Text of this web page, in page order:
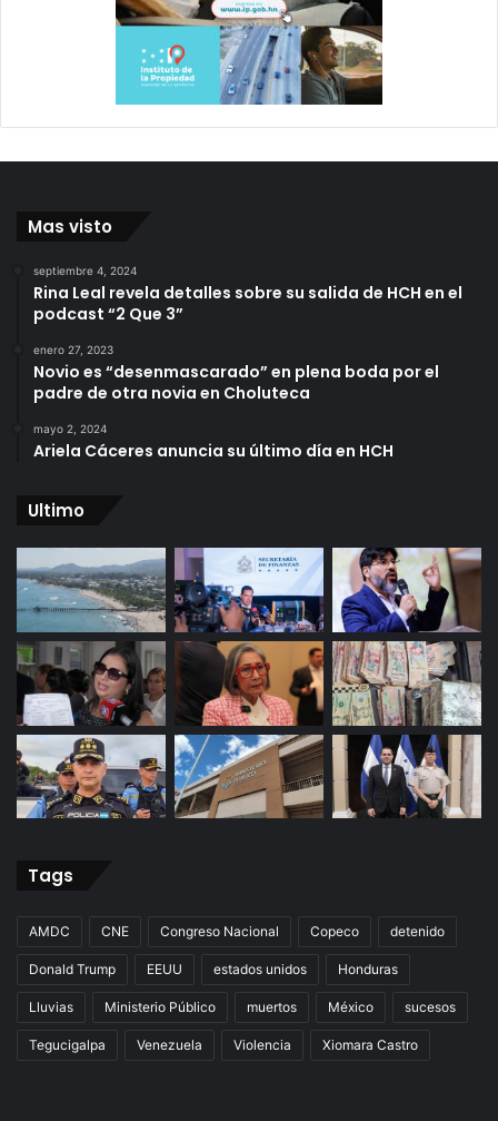
Mas visto
septiembre 4, 2024
Rina Leal revela detalles sobre su salida de HCH en el
podcast “2 Que 3”
enero 27, 2023
Novio es “desenmascarado” en plena boda por el
padre de otra novia en Choluteca
mayo 2, 2024
Ariela Cáceres anuncia su último día en HCH
Ultimo
Tags
AMDC CNE Congreso Nacional Copeco detenido
Donald Trump EEUU estados unidos Honduras
Lluvias Ministerio Público muertos México sucesos
Tegucigalpa Venezuela Violencia Xiomara Castro